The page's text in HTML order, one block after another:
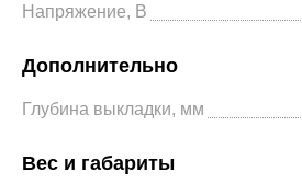
Напряжение, В
Дополнительно
Глубина выкладки, мм
Вес и габариты